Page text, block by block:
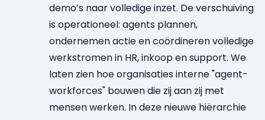
demo’s naar volledige inzet. De verschuiving
is operationeel: agents plannen,
ondernemen actie en coördineren volledige
werkstromen in HR, inkoop en support. We
laten zien hoe organisaties interne "agent-
workforces" bouwen die zij aan zij met
mensen werken. In deze nieuwe hiërarchie